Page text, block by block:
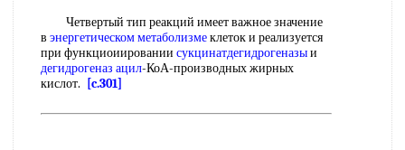
Четвертый тип реакций имеет важное значение
в энергетическом метаболизмеклеток и реализуется
при функциоиировании сукцинатдегидрогеназыи
дегидрогеназ ацил-КоА-производных жирных
кислот.
[c.301]